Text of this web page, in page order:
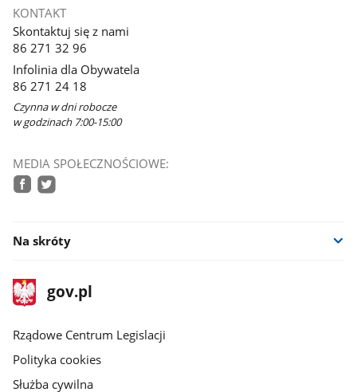
nowym
KONTAKT
Skontaktuj się z nami
86 271 32 96
Infolinia dla Obywatela
86 271 24 18
Czynna w dni robocze
w godzinach 7:00-15:00
MEDIA SPOŁECZNOŚCIOWE:
Na skróty
stopka
gov.plStrona
gov.pl
Rządowe Centrum Legislacji
Polityka cookies
Służba cywilna